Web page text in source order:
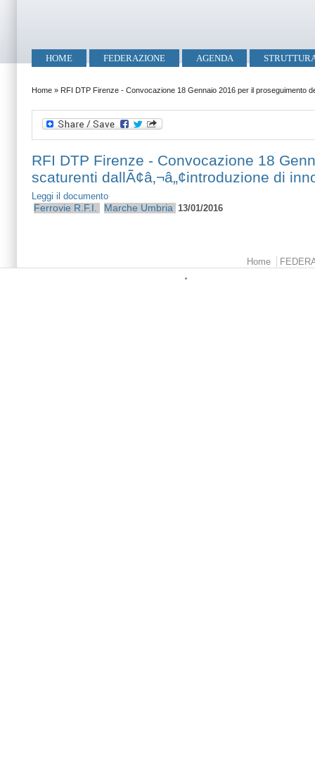
Menu principale
HOME FEDERAZIONE AGENDA
Tu sei qui
Home » RFI DTP Firenze - Convocazione 18 Gennaio 2016 per il proseguimento
RFI DTP Firenze - Convocazione 18
scaturenti dallÃ¢â‚¬â„¢introduzione di
Leggi il documento
Ferrovie R.F.I. Marche Umbria 13/01/2016
Home